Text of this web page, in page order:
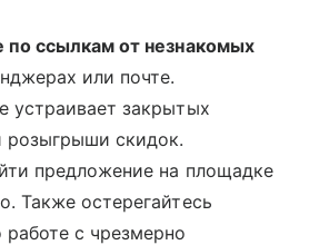
по ссылкам от незнакомых
или почте.
устраивает закрытых
розыгрыши скидок.
предложение на площадке
Также остерегайтесь
с чрезмерно